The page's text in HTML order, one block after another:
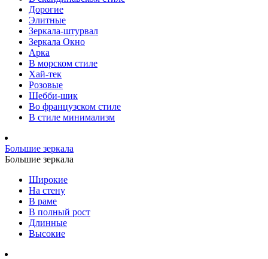
Дорогие
Элитные
Зеркала-штурвал
Зеркала Окно
Арка
В морском стиле
Хай-тек
Розовые
Шебби-шик
Во французском стиле
В стиле минимализм
Большие зеркала
Большие зеркала
Широкие
На стену
В раме
В полный рост
Длинные
Высокие